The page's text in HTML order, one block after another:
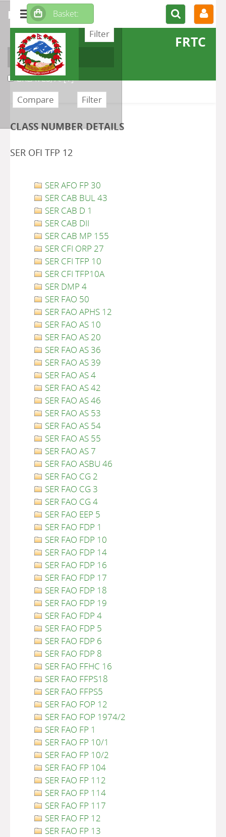
FRTC
CLASS NUMBER DETAILS
SER OFI TFP 12
SER AFO FP 30
SER CAB BUL 43
SER CAB D 1
SER CAB DII
SER CAB MP 155
SER CFI ORP 27
SER CFI TFP 10
SER CFI TFP10A
SER DMP 4
SER FAO 50
SER FAO APHS 12
SER FAO AS 10
SER FAO AS 20
SER FAO AS 36
SER FAO AS 39
SER FAO AS 4
SER FAO AS 42
SER FAO AS 46
SER FAO AS 53
SER FAO AS 54
SER FAO AS 55
SER FAO AS 7
SER FAO ASBU 46
SER FAO CG 2
SER FAO CG 3
SER FAO CG 4
SER FAO EEP 5
SER FAO FDP 1
SER FAO FDP 10
SER FAO FDP 14
SER FAO FDP 16
SER FAO FDP 17
SER FAO FDP 18
SER FAO FDP 19
SER FAO FDP 4
SER FAO FDP 5
SER FAO FDP 6
SER FAO FDP 8
SER FAO FFHC 16
SER FAO FFPS18
SER FAO FFPS5
SER FAO FOP 12
SER FAO FOP 1974/2
SER FAO FP 1
SER FAO FP 10/1
SER FAO FP 10/2
SER FAO FP 104
SER FAO FP 112
SER FAO FP 114
SER FAO FP 117
SER FAO FP 12
SER FAO FP 13
refine or compare
Author
GREAVES, A.[1]